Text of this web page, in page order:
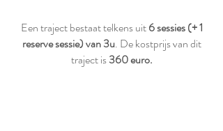
Een traject bestaat telkens uit6sessies (+ 1
reserve sessie) van 3u. De kostprijs van dit
traject is360euro.